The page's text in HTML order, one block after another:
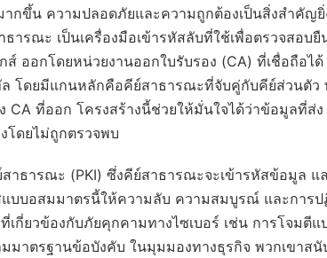
กขึ้น ความปลอดภัยและความถูกต้องเป็นสิ่งสำคัญยิ่
ารณะ เป็นเครื่องมือเข้ารหัสลับที่ใช้เพื่อตรวจสอบ
ออกโดยหน่วยงานออกใบรับรอง (CA) ที่เชื่อถือได้
โดยมีแกนหลักคือคีย์สาธารณะที่จับคู่กับคีย์ส่วนตัว
ที่ออก โครงสร้างนี้ช่วยให้มั่นใจได้ว่าข้อมูลที่ส่ง
โดยไม่ถูกตรวจพบ
ธารณะ (PKI) ซึ่งคีย์สาธารณะจะเข้ารหัสข้อมูล แ
บบอสมมาตรนี้ให้ความลับ ความสมบูรณ์ และการป
กี่ยวข้องกับภัยคุกคามทางไซเบอร์ เช่น การโจมตี
าตรฐานข้อบังคับ ในมุมมองทางธุรกิจ พวกเขาส